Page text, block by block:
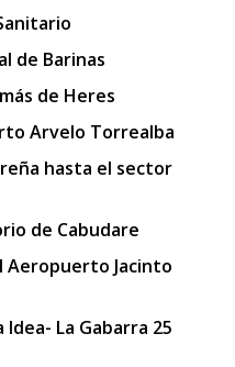
de Barinas
de Heres
Arvelo Torrealba
hasta el sector
de Cabudare
Aeropuerto Jacinto
La Gabarra 25